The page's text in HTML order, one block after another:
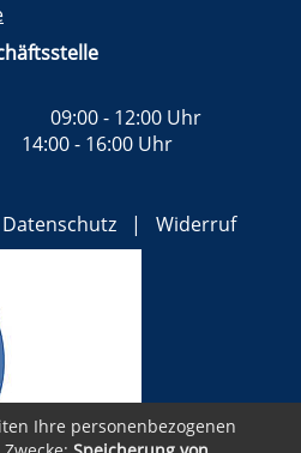
Montag - Donnerstag:		09:00 - 12:00 Uhr
Montag & Mittwoch:		  14:00 - 16:00 Uhr
Datenschutz Widerruf
Ihre personenbezogenen